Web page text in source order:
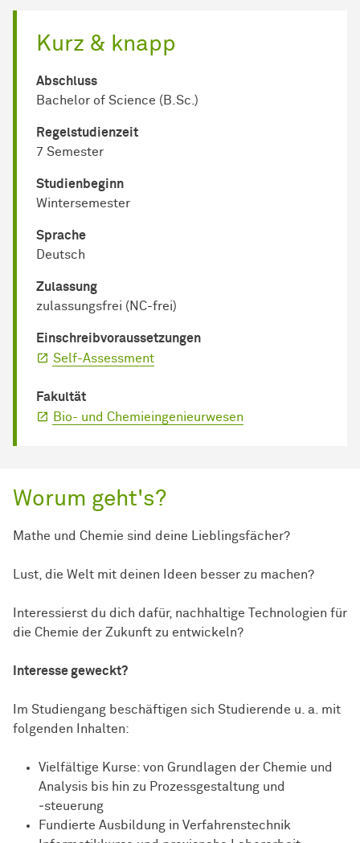
Kurz & knapp
Abschluss
Bachelor of Science (B.Sc.)
Regel­studienzeit
7 Semester
Studienbeginn
Wintersemester
Sprache
Deutsch
Zulassung
zulassungsfrei (NC-frei)
Einschreib­voraussetzungen
Self-Assessment
Fakultät
Bio- und Chemieingenieurwesen
Worum geht's?
Mathe und Chemie sind deine Lieblingsfächer?
Lust, die Welt mit deinen Ideen besser zu machen?
Interessierst du dich dafür, nachhaltige Technologien für
die Chemie der Zukunft zu entwickeln?
Interesse geweckt?
Im Studiengang beschäftigen sich Studierende u. a. mit
folgenden Inhalten:
Vielfältige Kurse: von Grundlagen der Chemie und
Analysis bis hin zu Prozessgestaltung und
‑steuerung
Fundierte Ausbildung in Verfahrenstechnik